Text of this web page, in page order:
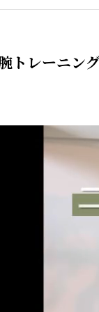
トレーニン